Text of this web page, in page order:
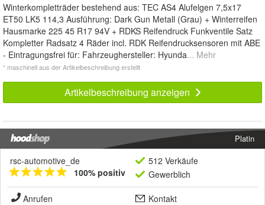
Winterkompletträder bestehend aus: TEC AS4 Alufelgen 7,5x17
ET50 LK5 114,3 Ausführung: Dark Gun Metall (Grau) + Winterreifen
Hausmarke 225 45 R17 94V + RDKS Reifendruck Funkventile Satz
Kompletter Radsatz 4 Räder incl. RDK Reifendrucksensoren mit ABE
- Eintragungsfrei für: Fahrzeughersteller: Hyunda... Mehr
* maschinell aus der Artikelbeschreibung erstellt
Artikelbeschreibung anzeigen
Platin
rsc-automotive_de
100% positiv
512 Verkäufe
Gewerblich
Anrufen
Kontakt